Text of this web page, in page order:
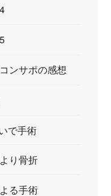
ンサポの感想
で手術
り骨折
る手術